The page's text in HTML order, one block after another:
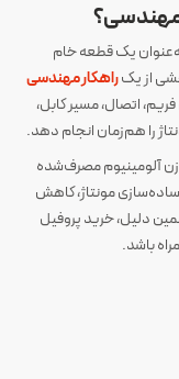
مهندسی؟
یک قطعه خام
از یکراهکار مهندسی
اتصال، مسیر کابل،
را هم‌زمان انجام دهد.
آلومینیوم مصرف‌شده
مونتاژ، کاهش
دلیل، خرید پروفیل
باشد.